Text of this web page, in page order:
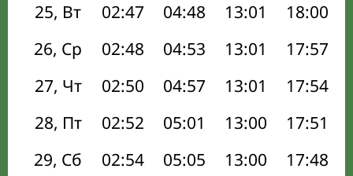
25, Вт
02:47 04:48 13:01 18:00
26, Ср
02:48 04:53 13:01 17:57
27, Чт
02:50 04:57 13:01 17:54
28, Пт
02:52 05:01 13:00 17:51
29, Сб
02:54 05:05 13:00 17:48